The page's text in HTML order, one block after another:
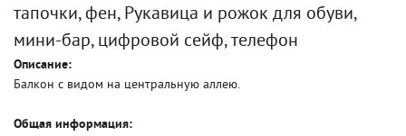
тапочки, фен, Рукавица и рожок для обуви,
мини-бар, цифровой сейф, телефон
Описание:
Балкон с видом на центральную аллею.
Общая информация: